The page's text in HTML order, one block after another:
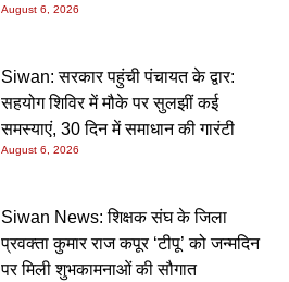
August 6, 2026
Siwan: सरकार पहुंची पंचायत के द्वार:
सहयोग शिविर में मौके पर सुलझीं कई
समस्याएं, 30 दिन में समाधान की गारंटी
August 6, 2026
Siwan News: शिक्षक संघ के जिला
प्रवक्ता कुमार राज कपूर ‘टीपू’ को जन्मदिन
पर मिली शुभकामनाओं की सौगात